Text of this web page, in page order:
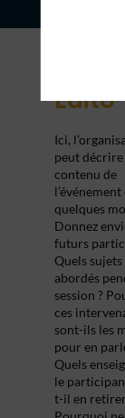
Edito
Ici,
peut décrire
contenu de
l’événement
quelques
Donnez
futurs
Quels
abordés
session ?
ces
sont-ils les
pour en
Quels
le
t-il en